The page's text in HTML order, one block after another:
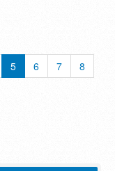
5 6 7
8